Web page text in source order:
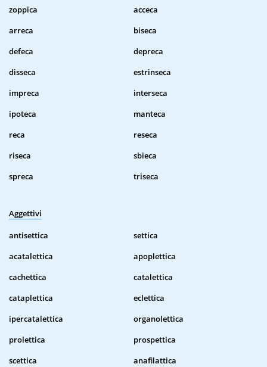
zoppica
acceca
arreca
biseca
defeca
depreca
disseca
estrinseca
impreca
interseca
ipoteca
manteca
reca
reseca
riseca
sbieca
spreca
triseca
Aggettivi
antisettica
settica
acatalettica
apoplettica
cachettica
catalettica
cataplettica
eclettica
ipercatalettica
organolettica
prolettica
prospettica
scettica
anafilattica